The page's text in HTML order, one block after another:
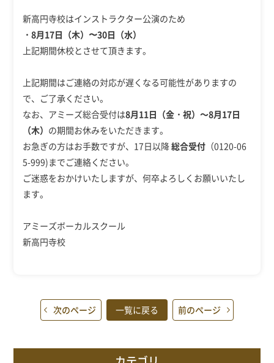
新高円寺校はインストラクター公演のため
・8月17日（木）〜30日（水）
上記期間休校とさせて頂きます。
上記期間はご連絡の対応が遅くなる可能性がありますの
で、ご了承ください。
なお、アミーズ総合受付は8月11日（金・祝）～8月17日
（木） の期間お休みをいただきます。
お急ぎの方はお手数ですが、17日以降総合受付 （0120-06
5-999)までご連絡ください。
ご迷惑をおかけいたしますが、何卒よろしくお願いいたし
ます。
アミーズボーカルスクール
新高円寺校
次のページ 一覧に戻る 前のページ